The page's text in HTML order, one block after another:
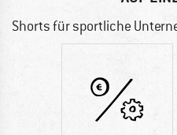
Shorts für sportliche